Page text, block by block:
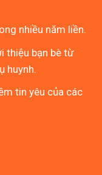
nhiều năm liền.
thiệu bạn bè từ
huynh.
tin yêu của các